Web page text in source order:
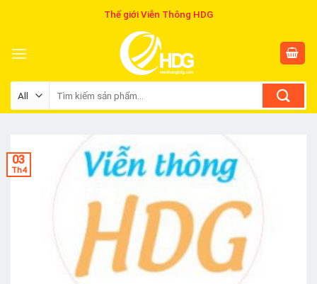
Thế giới Viễn Thông HDG
03
Th4